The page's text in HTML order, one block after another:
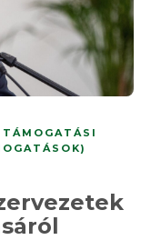
TÁMOGATÁSI